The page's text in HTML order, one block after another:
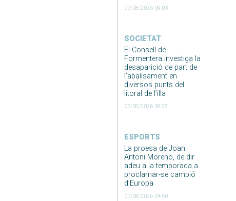
07/08/2026 09:03
SOCIETAT
El Consell de
Formentera investiga la
desaparició de part de
l’abalisament en
diversos punts del
litoral de l’illa
07/08/2026 08:28
ESPORTS
La proesa de Joan
Antoni Moreno, de dir
adeu a la temporada a
proclamar-se campió
d’Europa
07/08/2026 04:50